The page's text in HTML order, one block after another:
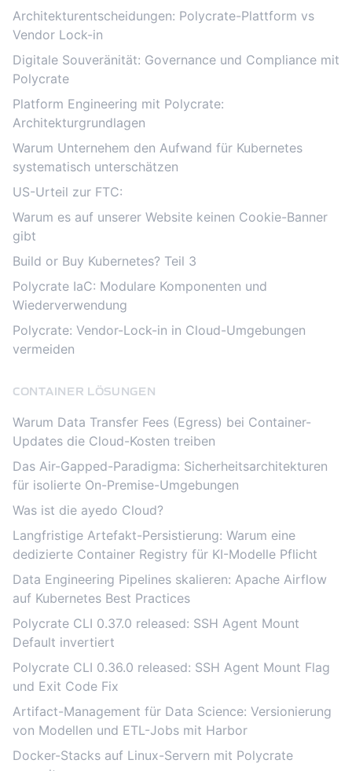
Architekturentscheidungen: Polycrate-Plattform vs
Vendor Lock-in
Digitale Souveränität: Governance und Compliance mit
Polycrate
Platform Engineering mit Polycrate:
Architekturgrundlagen
Warum Unternehem den Aufwand für Kubernetes
systematisch unterschätzen
US-Urteil zur FTC:
Warum es auf unserer Website keinen Cookie-Banner
gibt
Build or Buy Kubernetes? Teil 3
Polycrate IaC: Modulare Komponenten und
Wiederverwendung
Polycrate: Vendor-Lock-in in Cloud-Umgebungen
vermeiden
CONTAINER LÖSUNGEN
Warum Data Transfer Fees (Egress) bei Container-
Updates die Cloud-Kosten treiben
Das Air-Gapped-Paradigma: Sicherheitsarchitekturen
für isolierte On-Premise-Umgebungen
Was ist die ayedo Cloud?
Langfristige Artefakt-Persistierung: Warum eine
dedizierte Container Registry für KI-Modelle Pflicht
Data Engineering Pipelines skalieren: Apache Airflow
auf Kubernetes Best Practices
Polycrate CLI 0.37.0 released: SSH Agent Mount
Default invertiert
Polycrate CLI 0.36.0 released: SSH Agent Mount Flag
und Exit Code Fix
Artifact-Management für Data Science: Versionierung
von Modellen und ETL-Jobs mit Harbor
Docker-Stacks auf Linux-Servern mit Polycrate